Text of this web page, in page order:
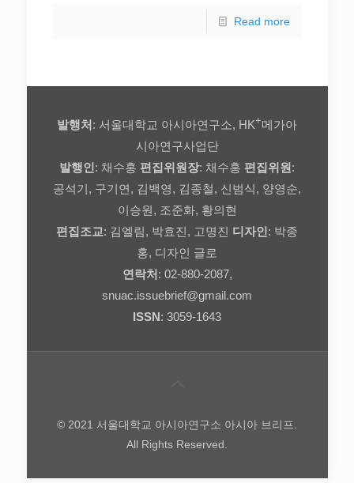
Read more
발행처 : 서울대학교 아시아연구소, HK+메가아
시아연구사업단
발행인 : 채수홍 편집위원장: 채수홍 편집위원 :
공석기, 구기연, 김백영, 김종철, 신범식, 양영순,
이승원, 조준화, 황의현
편집조교: 김엘림, 박효진, 고명진 디자인 : 박종
홍, 디자인 글로
연락처 : 02-880-2087,
snuac.issuebrief@gmail.com
ISSN: 3059-1643
© 2021 서울대학교 아시아연구소 아시아 브리프.
All Rights Reserved.